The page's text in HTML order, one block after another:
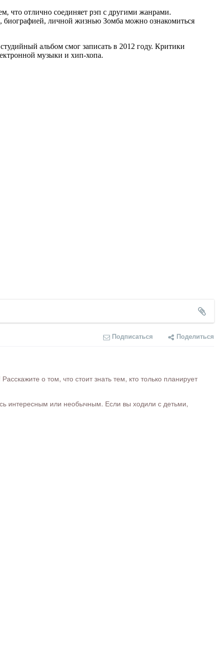
что отлично соединяет рэп с другими жанрами.
биографией, личной жизнью Зомба можно ознакомиться
альбом смог записать в 2012 году. Критики
музыки и хип-хопа.
Подписаться Поделиться
о том, что стоит знать тем, кто только планирует
интересным или необычным. Если вы ходили с детьми,